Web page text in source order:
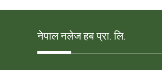
नेपाल नलेज हब प्रा. लि.